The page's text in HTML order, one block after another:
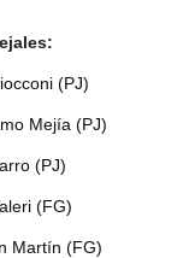
(PJ)
Mejía (PJ)
(PJ)
(FG)
Martín (FG)